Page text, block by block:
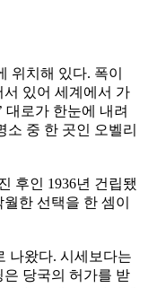
위치해 있다. 폭이
서 있어 세계에서 가
대로가 한눈에 내려
중 한 곳인 오벨리
후인 1936년 건립됐
한 선택을 한 셈이
나왔다. 시세보다는
당국의 허가를 받